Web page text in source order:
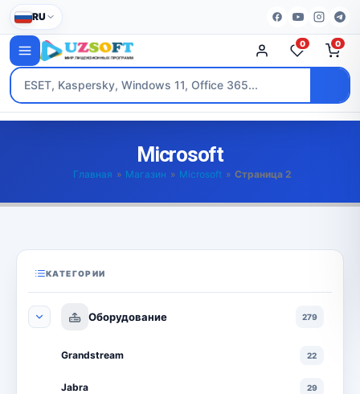
RU
0 0
Microsoft
Главная » Магазин » Microsoft » Страница 2
КАТЕГОРИИ
Оборудование 279
Grandstream 22
Jabra 29